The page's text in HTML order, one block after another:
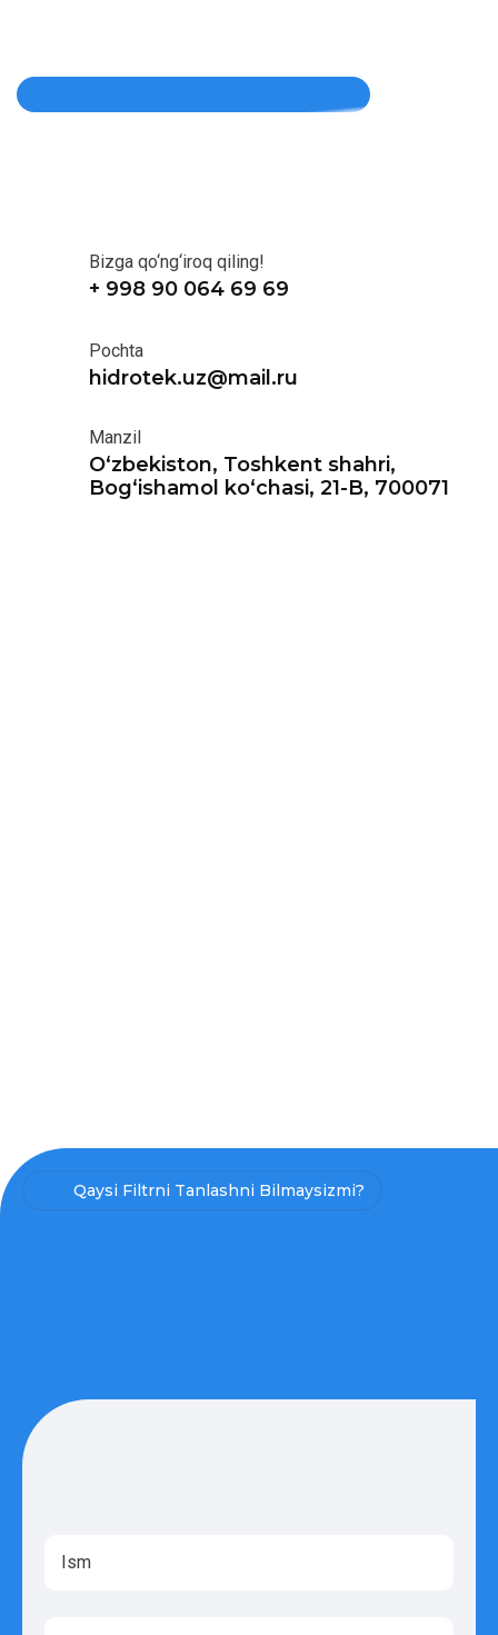
Bizga qo‘ng‘iroq qiling!
+ 998 90 064 69 69
Pochta
hidrotek.uz@mail.ru
Manzil
O‘zbekiston, Toshkent shahri,
Bog‘ishamol ko‘chasi, 21-B, 700071
Qaysi Filtrni Tanlashni Bilmaysizmi?